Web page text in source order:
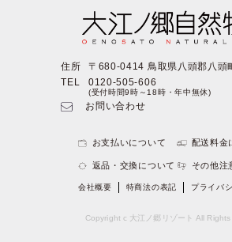
住所
〒680-0414 鳥取県八頭郡八頭
TEL
0120-505-606
(受付時間9時～18時・年中無休)
お問い合わせ
お支払いについて 配送料金
返品・交換について その他注
会社概要 特商法の表記 プライバ
Copyright c 大江ノ郷リゾート All